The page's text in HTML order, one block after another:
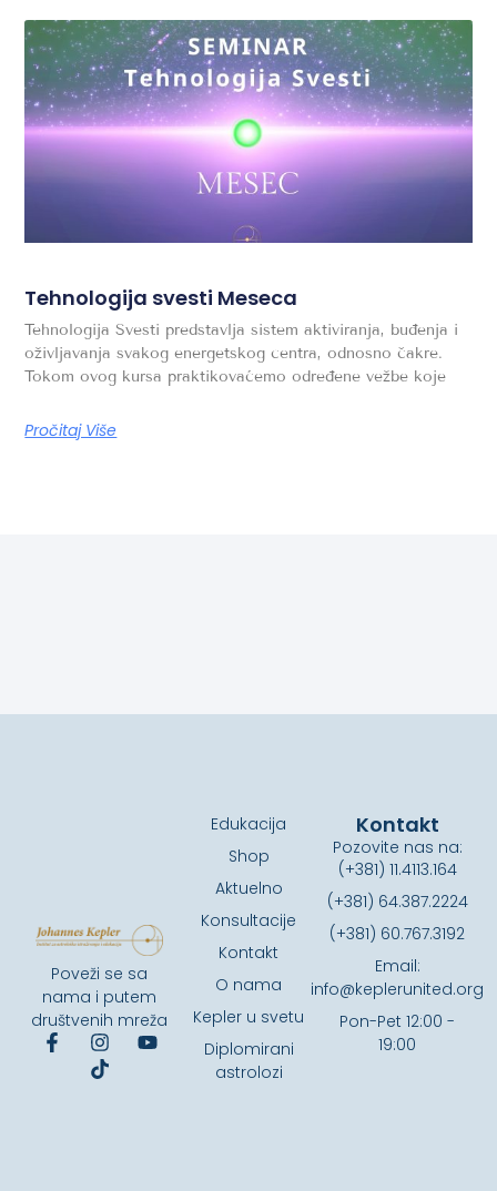
Tehnologija svesti Meseca
Tehnologija Svesti predstavlja sistem aktiviranja, buđenja i
oživljavanja svakog energetskog centra, odnosno čakre.
Tokom ovog kursa praktikovaćemo određene vežbe koje
Pročitaj Više
Poveži se sa
nama i putem
društvenih mreža
Edukacija
Shop
Aktuelno
Konsultacije
Kontakt
O nama
Kepler u svetu
Diplomirani
astrolozi
Kontakt
Pozovite nas na:
(+381) 11.4113.164
(+381) 64.387.2224
(+381) 60.767.3192
Email:
info@keplerunited.org
Pon-Pet 12:00 -
19:00